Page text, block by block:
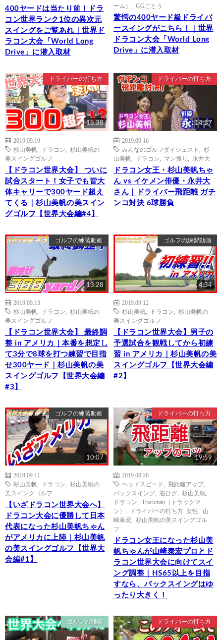
400ヤードは当たり前！ドラ
コン世界ランク1位の異次元
スイングをご覧あれ｜世界ド
ラコン大会「World Long
Drive」に潜入取材
ーム）
GGごとう
驚愕の400ヤード級ドライバ
ースイングがこちら！｜世界
ドラコン大会「World Long
Drive」に潜入取材
ドライバーの打ち方
13:38
2019.09.19
杉山美帆
ドラコン
杉山美帆の
美スイングゴルフ
【ドラコン世界大会】 ついに
試合スタート！女子でも皆大
体キャリーで300ヤード超え
てくる｜杉山美帆の美スイン
グゴルフ【世界大会編#4】
ドライバーの打ち方
14:37
2019.09.16
みんなのゴルフダイジェスト
杉
山美帆
ドラコン マン振り 永井大
ドラコン女王・杉山美帆ちゃ
ん vs イケメン俳優・永井大
さん｜ドライバー飛距離 ガチ
ンコ対決 6球勝負
ゴルフの練習動画
13:28
2019.09.13
杉山美帆
ドラコン
杉山美帆の
美スイングゴルフ
【ドラコン世界大会】 最終調
整 in アメリカ｜本番を想定し
て3分で8球を打つ練習で目指
せ300ヤード｜杉山美帆の美
スイングゴルフ【世界大会編
#3】
ゴルフの練習動画
4:34
2019.09.12
杉山美帆
ドラコン
杉山美帆の
美スイングゴルフ
【ドラコン世界大会】男子の
予選試合を観戦してから初練
習 in アメリカ｜杉山美帆の美
スイングゴルフ【世界大会編
#2】
ゴルフの練習動画
10:07
2019.09.11
杉山美帆
ドラコン
杉山美帆の
美スイングゴルフ
【いざドラコン世界大会へ】
ドラコン大会に優勝して日本
代表になった杉山美帆ちゃん
がアメリカに上陸｜杉山美帆
の美スイングゴルフ【世界大
会編#1】
ドライバーの打ち方
19:59
2019.08.20
ヘッドスピード
飛距離アップ,
バックスイング
右ひざ 杉山美帆
ドラコン
Trackman（トラックマ
ン）
ドライバーの打ち方 女性
山
崎泰宏
杉山美帆の美スイングゴル
フ
ドラコン女王になった杉山美
帆ちゃんが山崎泰宏プロとド
ラコン世界大会に向けてスイ
ング調整｜HS65以上を目指
すなら、バックスイングはゆ
ったり大きく！
ゴルフの雑談 ドライバーの打ち方